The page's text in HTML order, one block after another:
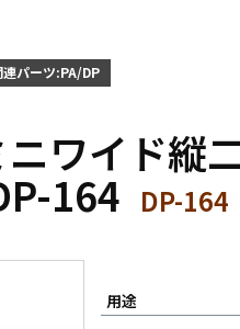
パーツ:PA/DP
ワイド縦
164 DP-164
用途